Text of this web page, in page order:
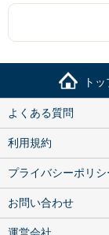
ト
よくある質問
利用規約
プライバシーポリシ
お問い合わせ
運営会社